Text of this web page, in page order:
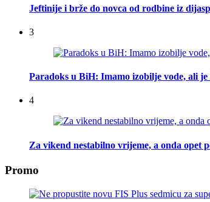
Jeftinije i brže do novca od rodbine iz
3
Paradoks u BiH: Imamo izobilje vode, ali
4
Za vikend nestabilno vrijeme, a onda opet
Promo